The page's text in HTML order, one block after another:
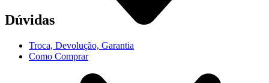
Dúvidas
Troca, Devolução, Garantia
Como Comprar